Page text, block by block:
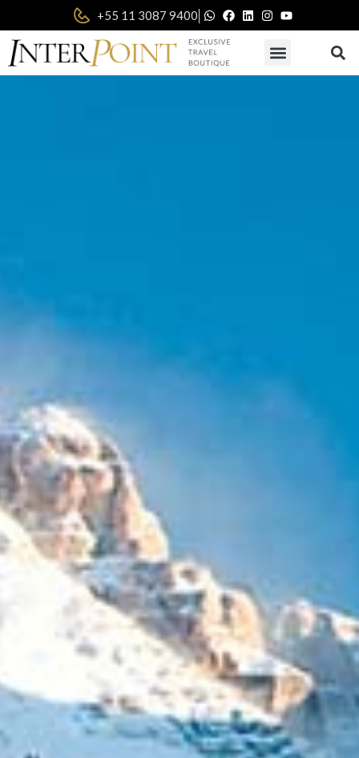
+55 11 3087 9400|